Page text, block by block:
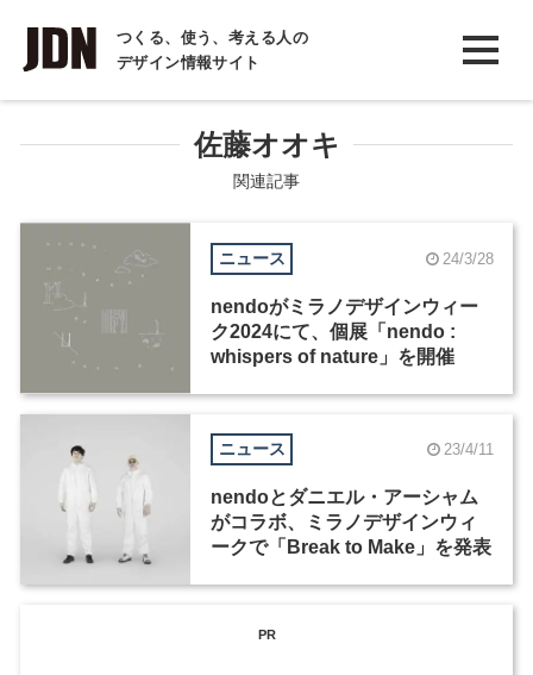
つくる、使う、考える人の
デザイン情報サイト
INTERVIEW
インタビュー
COLUMN
佐藤オオキ
関連記事
ニュース 24/3/28
nendoがミラノデザインウィー
ク2024にて、個展「nendo :
whispers of nature」を開催
ニュース 23/4/11
nendoとダニエル・アーシャム
がコラボ、ミラノデザインウィ
ークで「Break to Make」を発表
PR